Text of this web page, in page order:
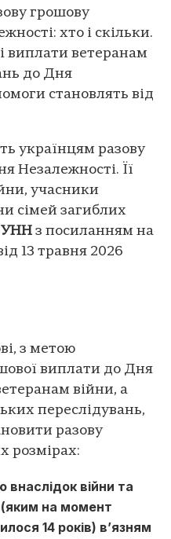
грошову
хто і скільки.
виплати ветеранам
до Дня
становлять від
українцям разову
Незалежності. Її
учасники
сімей загиблих
УНН з посиланням на
13 травня 2026
з метою
виплати до Дня
війни, а
переслідувань,
разову
розмірах:
внаслідок війни та
(яким на момент
14 років) в’язням